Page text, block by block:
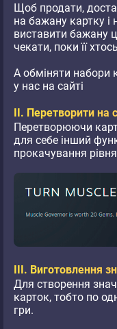
Щоб продати,
на бажану картку і
виставити бажану
чекати, поки її
А обміняти набори
у нас на сайті
II. Перетворити на
Перетворюючи
для себе інший
прокачування
III. Виготовлення
Для створення
карток, тобто по
гри.